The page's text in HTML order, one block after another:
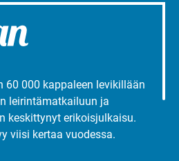
60 000 kappaleen levikillään
leirintämatkailuun ja
keskittynyt erikoisjulkaisu.
viisi kertaa vuodessa.